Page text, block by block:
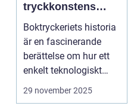
tryckkonstens
värld
Boktryckeriets historia
är en fascinerande
berättelse om hur ett
enkelt teknologiskt
genom...
29 november 2025